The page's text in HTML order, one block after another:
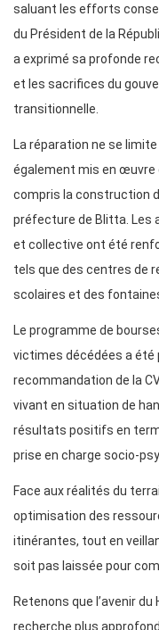
saluant les efforts
du Président de la
a exprimé sa profonde
et les sacrifices du
transitionnelle.
La réparation ne se limite
également mis en œuvre
compris la construction
préfecture de Blitta. Les
et collective ont été
tels que des centres de
scolaires et des
Le programme de
victimes décédées a été
recommandation de la
vivant en situation de
résultats positifs en
prise en charge socio-
Face aux réalités du
optimisation des
itinérantes, tout en
soit pas laissée pour
Retenons que l’avenir
recherche plus